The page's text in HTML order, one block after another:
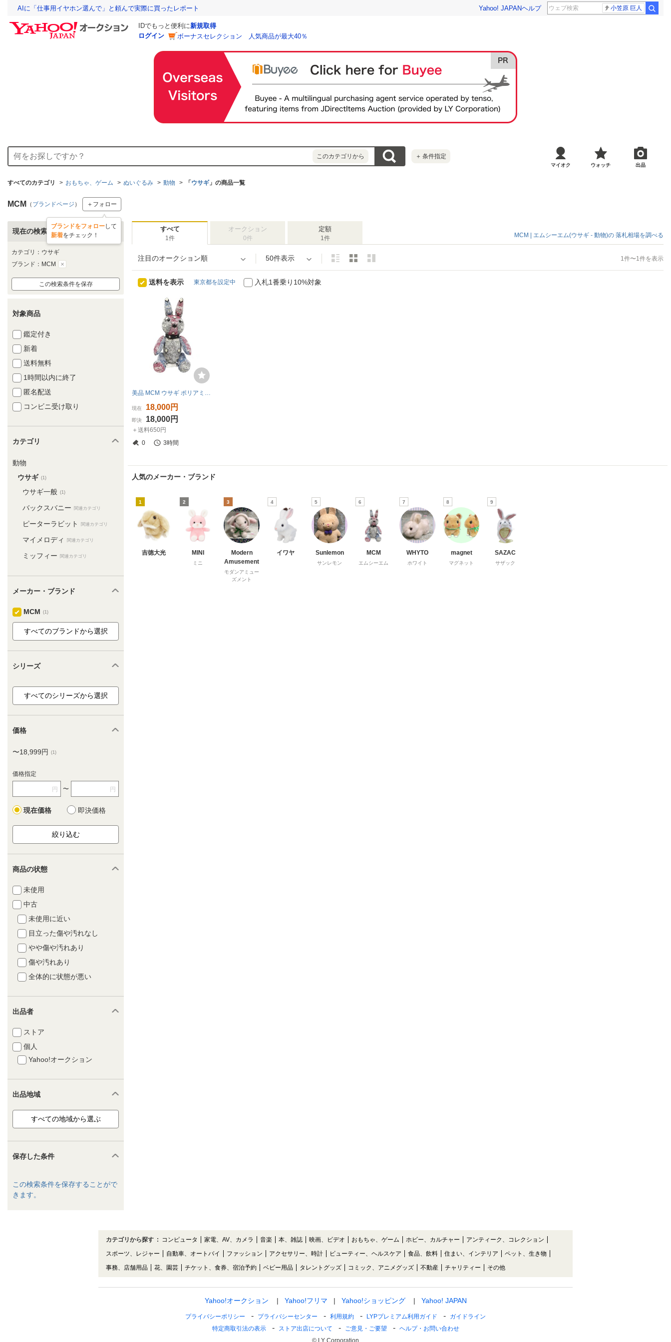
AIに「仕事用イヤホン選んで」と頼んで実際に買ったレポート Yahoo! JAPANヘルプ 小笠原 巨人
IDでもっと便利に新規取得
ログイン
ボーナスセレクション 人気商品が最大40％
このカテゴリから ＋ 条件指定
マイオク ウォッチ 出品
すべてのカテゴリ おもちゃ、ゲーム ぬいぐるみ 動物 「 ウサギ」の商品一覧
MCM （ ブランドページ ） ＋フォロー
ブランドをフォローして
新着をチェック！
現在の検索条件
カテゴリ：ウサギ
ブランド：MCM
この検索条件を保存
対象商品
鑑定付き
新着
送料無料
1時間以内に終了
匿名配送
コンビニ受け取り
カテゴリ
動物
ウサギ (1)
ウサギ一般 (1)
バックスバニー 関連カテゴリ
ピーターラビット 関連カテゴリ
マイメロディ 関連カテゴリ
ミッフィー 関連カテゴリ
メーカー・ブランド
MCM (1)
シリーズ
価格
〜18,999円 (1)
価格指定
円 〜 円
現在価格 即決価格
商品の状態
未使用
中古
未使用に近い
目立った傷や汚れなし
やや傷や汚れあり
傷や汚れあり
全体的に状態が悪い
出品者
ストア
個人
Yahoo!オークション
出品地域
保存した条件
この検索条件を保存することがで
きます。
すべて
1件
オークション
0件
定額
1件 MCM | エムシーエム(ウサギ - 動物)の 落札相場を調べる
注目のオークション順 50件表示 1件〜1件を表示
送料を表示 東京都を設定中 入札1番乗り10%対象
美品 MCM ウサギ ポリアミド コットン ポリエステル マルチカラー ぬいぐるみ 1883 MCM
現在 18,000円
即決 18,000円
＋送料650円
0
3時間
人気のメーカー・ブランド
1
吉徳大光
2
MINI
ミニ
3
Modern
Amusement
モダンアミュー
ズメント
4
イワヤ
5
Sunlemon
サンレモン
6
MCM
エムシーエム
7
WHYTO
ホワイト
8
magnet
マグネット
9
SAZAC
サザック
カテゴリから探す : コンピュータ 家電、AV、カメラ 音楽 本、雑誌 映画、ビデオ おもちゃ、ゲーム ホビー、カルチャー
アンティーク、コレクション
スポーツ、レジャー
自動車、オートバイ ファッション アクセサリー、時計 ビューティー、ヘルスケア 食品、飲料 住まい、インテリア
ペット、生き物
事務、店舗用品
花、園芸 チケット、食券、宿泊予約 ベビー用品 タレントグッズ コミック、アニメグッズ 不動産 チャリティー その他
Yahoo!オークション Yahoo!フリマ Yahoo!ショッピング Yahoo! JAPAN
プライバシーポリシー プライバシーセンター 利用規約 LYPプレミアム利用ガイド
ガイドライン
特定商取引法の表示
ストア出店について ご意見・ご要望
ヘルプ・お問い合わせ
© LY Corporation